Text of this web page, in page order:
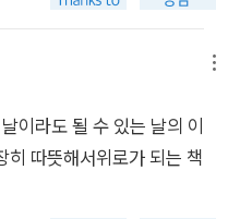
히는 시간을 멀리 내다버렸
충우돌과 시행착오를 진솔
다고 하기엔 조금 모자란 울
보고, 무게도 가늠해보고, 모
수도 있을 테고, 아무것도
이라도 될 수 있는 날의 이
히 따뜻해서위로가 되는 책